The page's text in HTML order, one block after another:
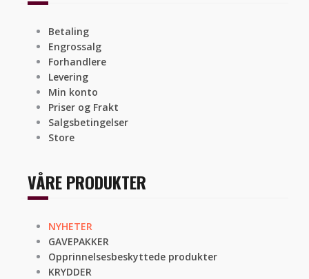
Betaling
Engrossalg
Forhandlere
Levering
Min konto
Priser og Frakt
Salgsbetingelser
Store
VÅRE PRODUKTER
NYHETER
GAVEPAKKER
Opprinnelsesbeskyttede produkter
KRYDDER